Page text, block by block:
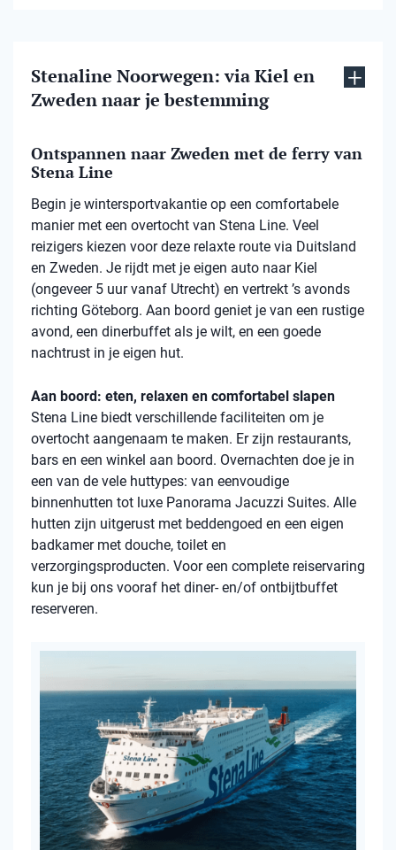
Stenaline Noorwegen: via Kiel en
Zweden naar je bestemming
Ontspannen naar Zweden met de ferry van
Stena Line
Begin je wintersportvakantie op een comfortabele
manier met een overtocht van Stena Line. Veel
reizigers kiezen voor deze relaxte route via Duitsland
en Zweden. Je rijdt met je eigen auto naar Kiel
(ongeveer 5 uur vanaf Utrecht) en vertrekt ’s avonds
richting Göteborg. Aan boord geniet je van een rustige
avond, een dinerbuffet als je wilt, en een goede
nachtrust in je eigen hut.
Aan boord: eten, relaxen en comfortabel slapen
Stena Line biedt verschillende faciliteiten om je
overtocht aangenaam te maken. Er zijn restaurants,
bars en een winkel aan boord. Overnachten doe je in
een van de vele huttypes: van eenvoudige
binnenhutten tot luxe Panorama Jacuzzi Suites. Alle
hutten zijn uitgerust met beddengoed en een eigen
badkamer met douche, toilet en
verzorgingsproducten. Voor een complete reiservaring
kun je bij ons vooraf het diner- en/of ontbijtbuffet
reserveren.